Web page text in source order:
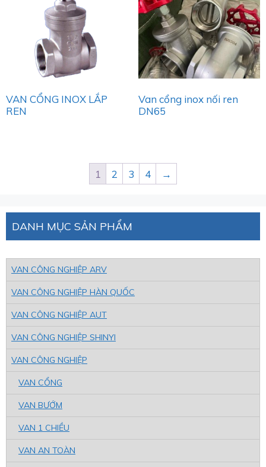
VAN CỔNG INOX LẮP
REN
Van cổng inox nối ren
DN65
1 2 3 4 →
DANH MỤC SẢN PHẨM
VAN CÔNG NGHIỆP ARV
VAN CÔNG NGHIỆP HÀN QUỐC
VAN CÔNG NGHIỆP AUT
VAN CÔNG NGHIỆP SHINYI
VAN CÔNG NGHIỆP
VAN CỔNG
VAN BƯỚM
VAN 1 CHIỀU
VAN AN TOÀN